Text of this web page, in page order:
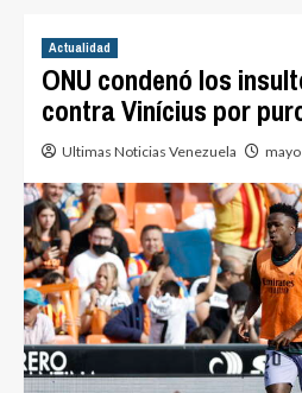
Actualidad
ONU condenó los
contra Vinícius por
Ultimas Noticias Venezuela